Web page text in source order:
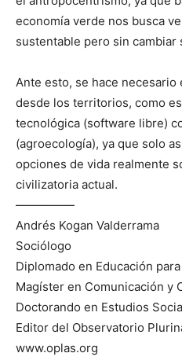
economía verde nos busca
sustentable pero sin cambiar
Ante esto, se hace necesario
desde los territorios, como
tecnológica (software libre)
(agroecología), ya que solo
opciones de vida realmente
civilizatoria actual.
—————
Andrés Kogan Valderrama
Sociólogo
Diplomado en Educación
Magíster en Comunicación y
Doctorando en Estudios
Editor del Observatorio
www.oplas.org